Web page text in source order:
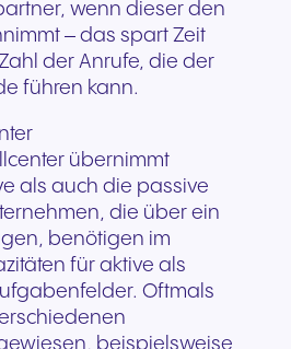
wenn dieser den
– das spart Zeit
der Anrufe, die der
führen kann.
übernimmt
als auch die passive
die über ein
benötigen im
für aktive als
Oftmals
beispielsweise